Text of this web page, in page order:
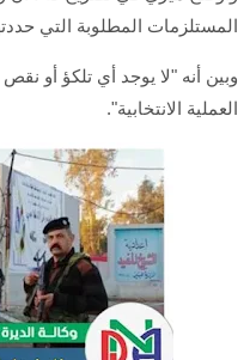
المستلزمات المطلوبة التي
وبين أنه "لا يوجد أي تلكؤ أو
العملية الانتخابية".